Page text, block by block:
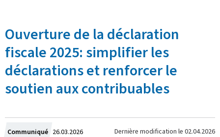
Ouverture de la déclaration
fiscale 2025: simplifier les
déclarations et renforcer le
soutien aux contribuables
Communiqué Crée
26.03.2026 Dernière modification le 02.04.2026